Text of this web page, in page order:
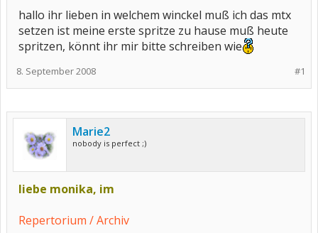
hallo ihr lieben in welchem winckel muß ich das mtx
setzen ist meine erste spritze zu hause muß heute
spritzen, könnt ihr mir bitte schreiben wie
#1
8. September 2008
Marie2
nobody is perfect ;)
liebe monika, im
Repertorium / Archiv